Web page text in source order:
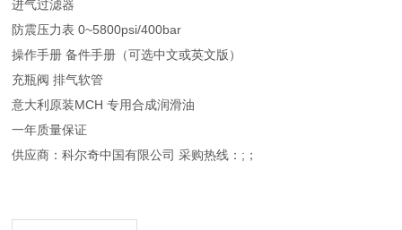
进气过滤器
防震压力表 0~5800psi/400bar
操作手册 备件手册（可选中文或英文版）
充瓶阀 排气软管
意大利原装MCH 专用合成润滑油
一年质量保证
供应商：科尔奇中国有限公司 采购热线：;；